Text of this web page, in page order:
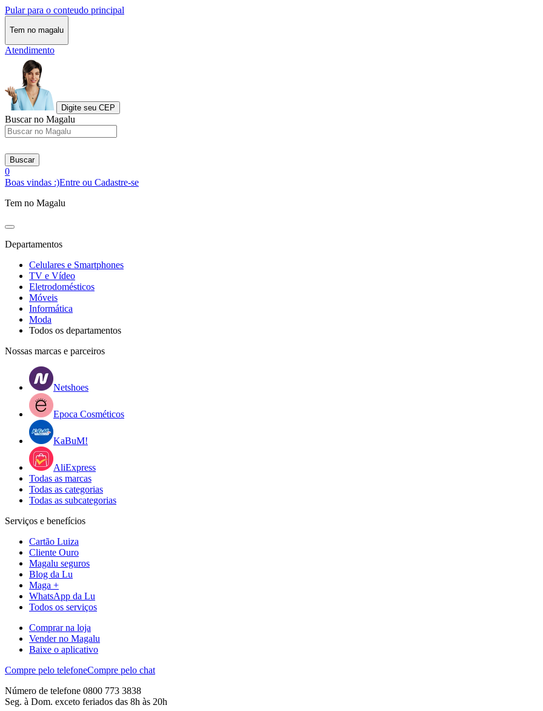
Pular para o conteudo principal
Tem no magalu
Atendimento
Digite seu CEP
Buscar no Magalu
Buscar
0
Boas vindas :)Entre ou Cadastre-se
Tem no Magalu
Departamentos
Celulares e Smartphones
TV e Vídeo
Eletrodomésticos
Móveis
Informática
Moda
Todos os departamentos
Nossas marcas e parceiros
Netshoes
Epoca Cosméticos
KaBuM!
AliExpress
Todas as marcas
Todas as categorias
Todas as subcategorias
Serviços e benefícios
Cartão Luiza
Cliente Ouro
Magalu seguros
Blog da Lu
Maga +
WhatsApp da Lu
Todos os serviços
Comprar na loja
Vender no Magalu
Baixe o aplicativo
Compre pelo telefoneCompre pelo chat
Número de telefone 0800 773 3838
Seg. à Dom. exceto feriados das 8h às 20h